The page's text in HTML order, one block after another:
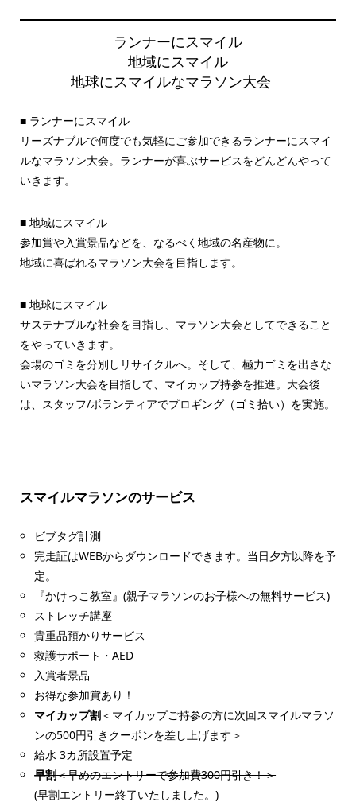
ランナーにスマイル
地域にスマイル
地球にスマイルなマラソン大会
■ ランナーにスマイル
リーズナブルで何度でも気軽にご参加できるランナーにスマイ
ルなマラソン大会。ランナーが喜ぶサービスをどんどんやって
いきます。
■ 地域にスマイル
参加賞や入賞景品などを、なるべく地域の名産物に。
地域に喜ばれるマラソン大会を目指します。
■ 地球にスマイル
サステナブルな社会を目指し、マラソン大会としてできること
をやっていきます。
会場のゴミを分別しリサイクルへ。そして、極力ゴミを出さな
いマラソン大会を目指して、マイカップ持参を推進。大会後
は、スタッフ/ボランティアでプロギング（ゴミ拾い）を実施。
スマイルマラソンのサービス
ビブタグ計測
完走証はWEBからダウンロードできます。当日夕方以降を予
定。
『かけっこ教室』(親子マラソンのお子様への無料サービス)
ストレッチ講座
貴重品預かりサービス
救護サポート・AED
入賞者景品
お得な参加賞あり！
マイカップ割＜マイカップご持参の方に次回スマイルマラソ
ンの500円引きクーポンを差し上げます＞
給水 3カ所設置予定
早割＜早めのエントリーで参加費300円引き！＞
(早割エントリー終了いたしました。)